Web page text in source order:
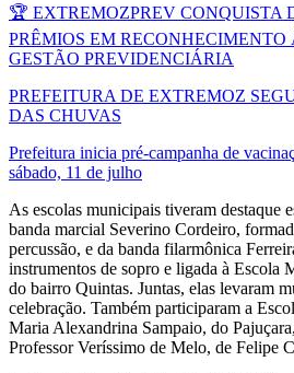
🏆 EXTREMOZPREV CONQUISTA
PRÊMIOS EM
GESTÃO PREVIDENCIÁRIA
PREFEITURA DE EXTREMOZ
DAS CHUVAS
Prefeitura inicia pré-campanha de
sábado, 11 de julho
As escolas municipais tiveram destaque
banda marcial Severino Cordeiro,
percussão, e da banda filarmônica
instrumentos de sopro e ligada à Escola
do bairro Quintas. Juntas, elas levaram
celebração. Também participaram a
Maria Alexandrina Sampaio, do
Professor Veríssimo de Melo, de Felipe